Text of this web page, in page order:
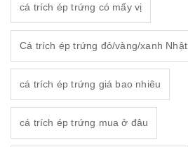
cá trích ép trứng có mấy vị
Cá trích ép trứng đỏ/vàng/xanh Nhật
cá trích ép trứng giá bao nhiêu
cá trích ép trứng mua ở đâu